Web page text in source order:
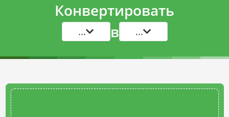
Конвертировать
... в ...